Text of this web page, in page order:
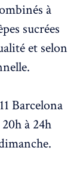
à
sucrées
et selon
Barcelona
à 24h